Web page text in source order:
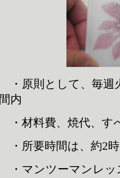
・原則として、毎週
間内
・材料費、焼代、す
・所要時間は、約2
・マンツーマンレッ